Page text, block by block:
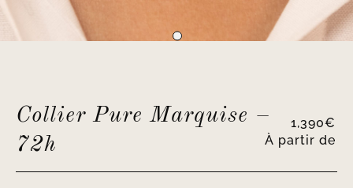
Collier Pure Marquise –
72h
À partir de
1,390€